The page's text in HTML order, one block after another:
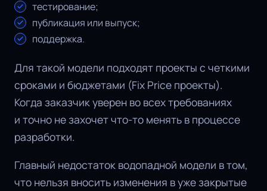
тестирование;
публикация или выпуск;
поддержка.
Для такой модели подходят проекты с четкими
сроками и бюджетами (Fix Price проекты).
Когда заказчик уверен во всех требованиях
и точно не захочет что-то менять в процессе
разработки.
Главный недостаток водопадной модели в том,
что нельзя вносить изменения в уже закрытые